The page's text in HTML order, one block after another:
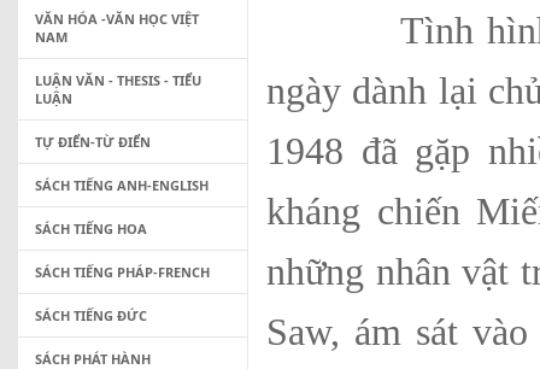
Tình hình
ngày dành lại
1948 đã gặp
kháng chiến
những nhân vật
Saw, ám sát
VĂN HÓA -VĂN HỌC VIỆT
NAM
LUẬN VĂN - THESIS - TIỂU
LUẬN
TỰ ĐIỂN-TỪ ĐIỂN
SÁCH TIẾNG ANH-ENGLISH
SÁCH TIẾNG HOA
SÁCH TIẾNG PHÁP-FRENCH
SÁCH TIẾNG ĐỨC
SÁCH PHÁT HÀNH